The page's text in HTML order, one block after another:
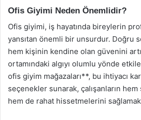
Ofis Giyimi Neden Önemlidir?
Ofis giyimi, iş hayatında bireylerin
yansıtan önemli bir unsurdur. Doğru
hem kişinin kendine olan güvenini
ortamındaki algıyı olumlu yönde
ofis giyim mağazaları**, bu ihtiyacı
seçenekler sunarak, çalışanların
hem de rahat hissetmelerini